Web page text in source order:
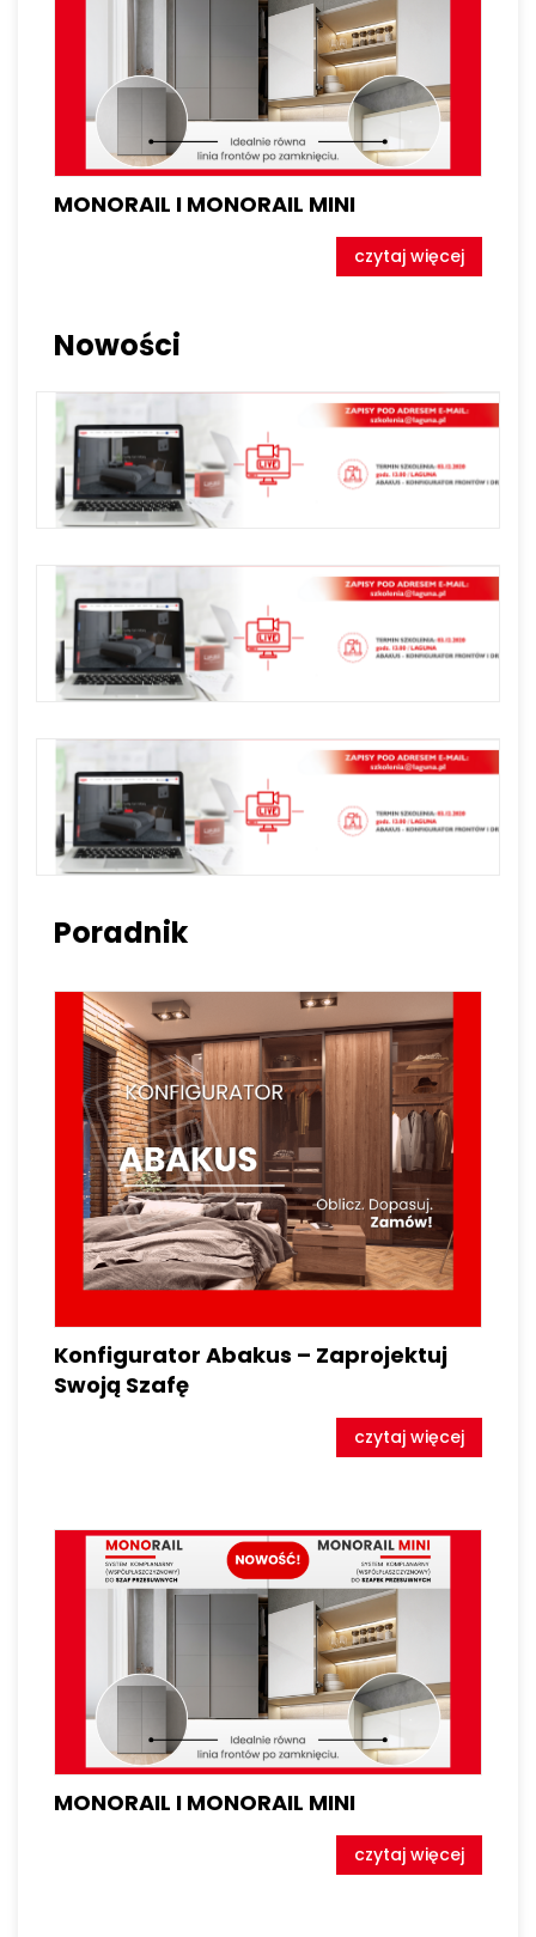
MONORAIL I MONORAIL MINI
czytaj więcej
Nowości
Poradnik
Konfigurator Abakus – Zaprojektuj
Swoją Szafę
czytaj więcej
MONORAIL I MONORAIL MINI
czytaj więcej